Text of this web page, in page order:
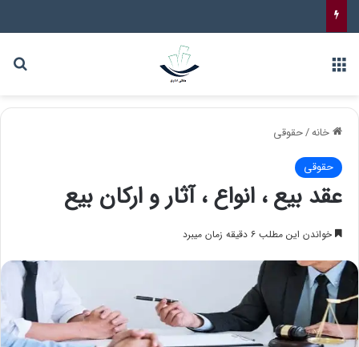
خانه/حقوقی
حقوقی
عقد بیع ، انواع ، آثار و ارکان بیع
خواندن این مطلب ۶ دقیقه زمان میبرد